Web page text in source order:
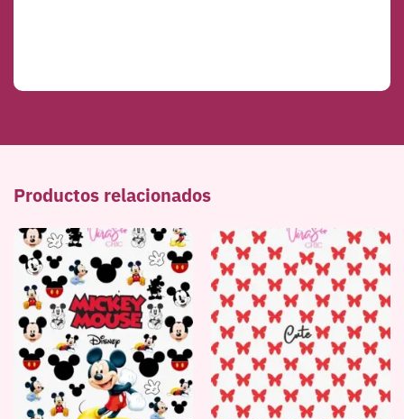
Productos relacionados